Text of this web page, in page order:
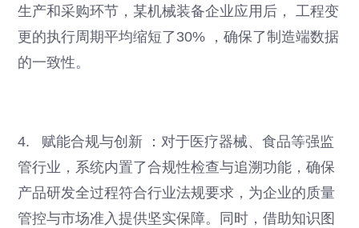
生产和采购环节，某机械装备企业应用后， 工程变
更的执行周期平均缩短了30% ，确保了制造端数据
的一致性。
4. 赋能合规与创新 ：对于医疗器械、食品等强监
管行业，系统内置了合规性检查与追溯功能，确保
产品研发全过程符合行业法规要求，为企业的质量
管控与市场准入提供坚实保障。同时，借助知识图